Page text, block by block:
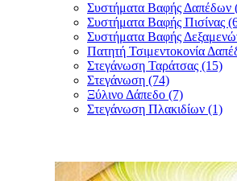
Συστήματα Βαφής Δαπέδων
Συστήματα Βαφής Πισίνας
Συστήματα Βαφής
Πατητή Τσιμεντοκονία
Στεγάνωση Ταράτσας (15)
Στεγάνωση (74)
Ξύλινο Δάπεδο (7)
Στεγάνωση Πλακιδίων (1)